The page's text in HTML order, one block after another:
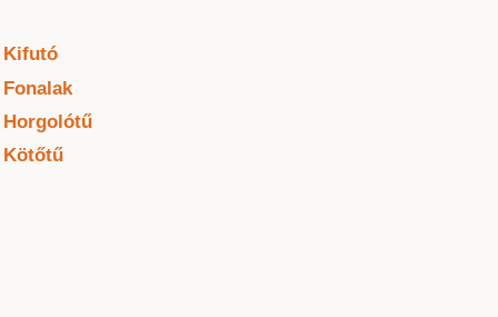
Kifutó
Fonalak
Horgolótű
Kötőtű